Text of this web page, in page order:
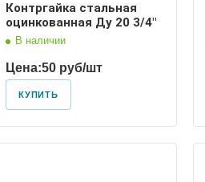
Контргайка стальная
оцинкованная Ду 20 3/4"
В наличии
Цена:50 руб/шт
КУПИТЬ